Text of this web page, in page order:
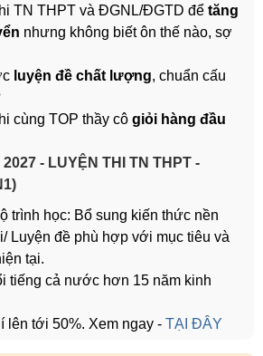
TN THPT và ĐGNL/ĐGTD để tăng
nhưng không biết ôn thế nào, sợ
luyện đề chất lượng, chuẩn cấu
cùng TOP thầy cô giỏi hàng đầu
- LUYỆN THI TN THPT -
trình học: Bổ sung kiến thức nền
Luyện đề phù hợp với mục tiêu và
tại.
tiếng cả nước hơn 15 năm kinh
lên tới 50%. Xem ngay - TẠI ĐÂY